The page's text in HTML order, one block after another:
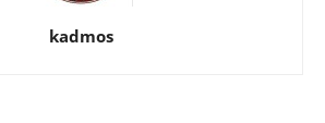
kadmos